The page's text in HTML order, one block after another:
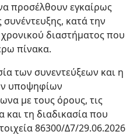
προσέλθουν εγκαίρως
κατά την
διαστήματος που
πίνακα.
των συνεντεύξεων και η
υποψηφίων
με τους όρους, τις
και τη διαδικασία που
86300/Δ7/29.06.2026